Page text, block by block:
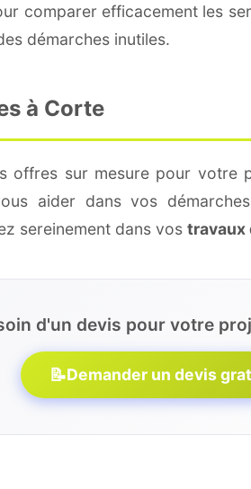
comparer efficacement les
démarches inutiles.
à Corte
offres sur mesure pour
aider dans vos
sereinement dans vos travaux
d'un devis pour votre
📝Demander un devis